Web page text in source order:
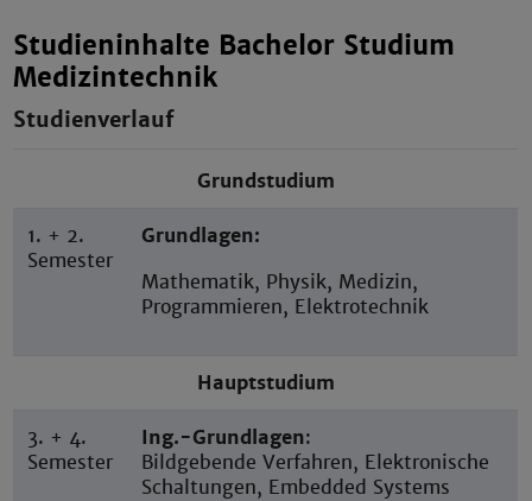
Studieninhalte Bachelor Studium
Medizintechnik
Studienverlauf
Grundstudium
1. + 2.
Semester
Grundlagen:
Mathematik, Physik, Medizin,
Programmieren, Elektrotechnik
Hauptstudium
3. + 4.
Semester
Ing.-Grundlagen:
Bildgebende Verfahren, Elektronische
Schaltungen, Embedded Systems